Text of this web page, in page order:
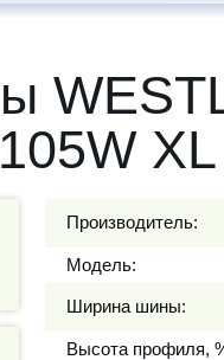
Производитель:
Модель:
Ширина шины:
Высота профиля,